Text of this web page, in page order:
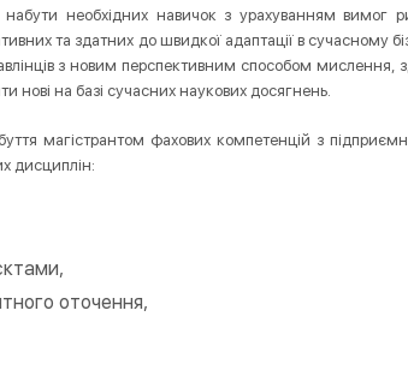
набути необхідних навичок з урахуванням вимог
та здатних до швидкої адаптації в сучасному
з новим перспективним способом мислення,
нові на базі сучасних наукових досягнень.
магістрантом фахових компетенцій з
дисциплін:
оточення,